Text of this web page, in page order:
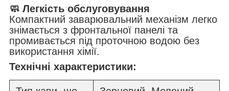
🧼 Легкість обслуговування
Компактний заварювальний механізм легко
знімається з фронтальної панелі та
промивається під проточною водою без
використання хімії.
Технічні характеристики: